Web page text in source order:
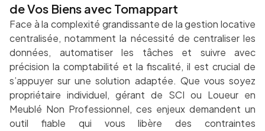
de Vos Biens avec Tomappart
Face à la complexité grandissante de la gestion locative
centralisée, notamment la nécessité de centraliser les
données, automatiser les tâches et suivre avec
précision la comptabilité et la fiscalité, il est crucial de
s’appuyer sur une solution adaptée. Que vous soyez
propriétaire individuel, gérant de SCI ou Loueur en
Meublé Non Professionnel, ces enjeux demandent un
outil fiable qui vous libère des contraintes